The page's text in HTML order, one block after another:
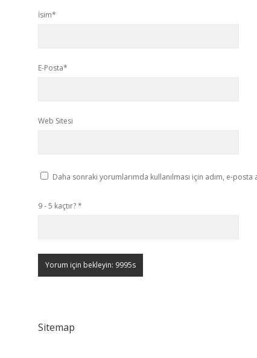
İsim*
E-Posta*
Web Sitesi
Daha sonraki yorumlarımda kullanılması için adım, e-
9 - 5 kaçtır?*
Sitemap